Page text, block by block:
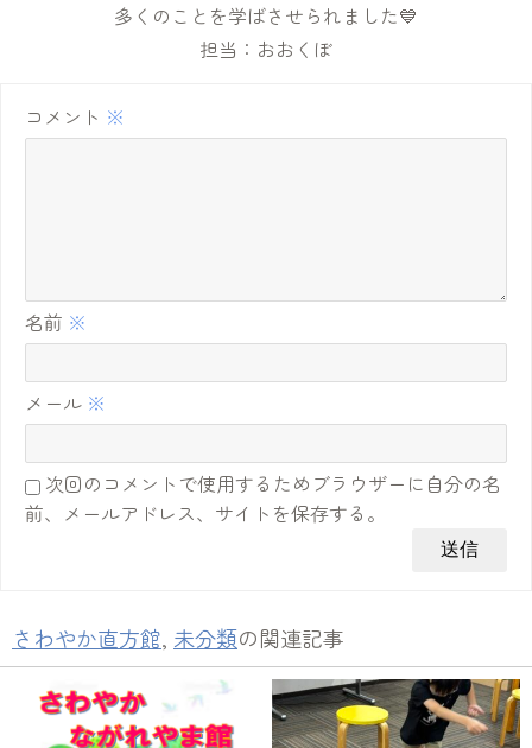
多くのことを学ばさせられました💙
担当：おおくぼ
コメント ※
名前 ※
メール ※
次回のコメントで使用するためブラウザーに自分の名
前、メールアドレス、サイトを保存する。
さわやか直方館, 未分類の関連記事